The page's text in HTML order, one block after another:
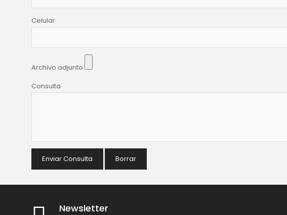
Celular
Archivo adjunto
Consulta
Enviar Consulta Borrar
Newsletter